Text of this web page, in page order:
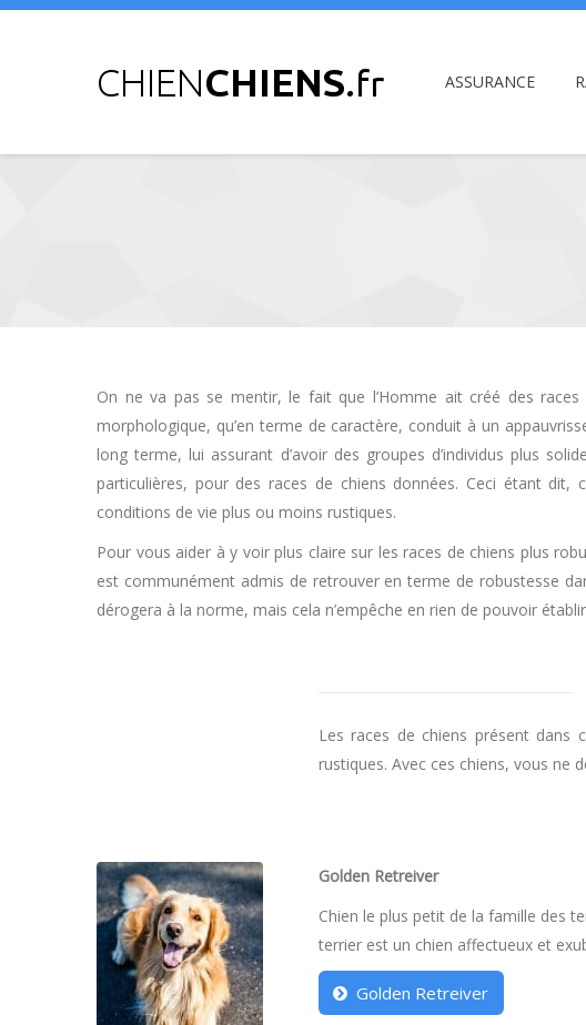
ASSURANCE
On ne va pas se mentir, le fait que l’Homme ait créé des
morphologique, qu’en terme de caractère, conduit à un
long terme, lui assurant d’avoir des groupes d’individus plus
particulières, pour des races de chiens données. Ceci étant dit,
conditions de vie plus ou moins rustiques.
Pour vous aider à y voir plus claire sur les races de chiens plus
est communément admis de retrouver en terme de robustesse
dérogera à la norme, mais cela n’empêche en rien de pouvoir
Les races de chiens présent dans
rustiques. Avec ces chiens, vous ne
Golden Retreiver
Chien le plus petit de la famille des
terrier est un chien affectueux et
Golden Retreiver